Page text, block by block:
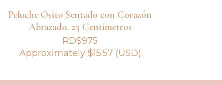
Peluche Osito Sentado con Corazón
Abrazado. 25 Centímetros
RD$975
Approximately $15.57(USD)